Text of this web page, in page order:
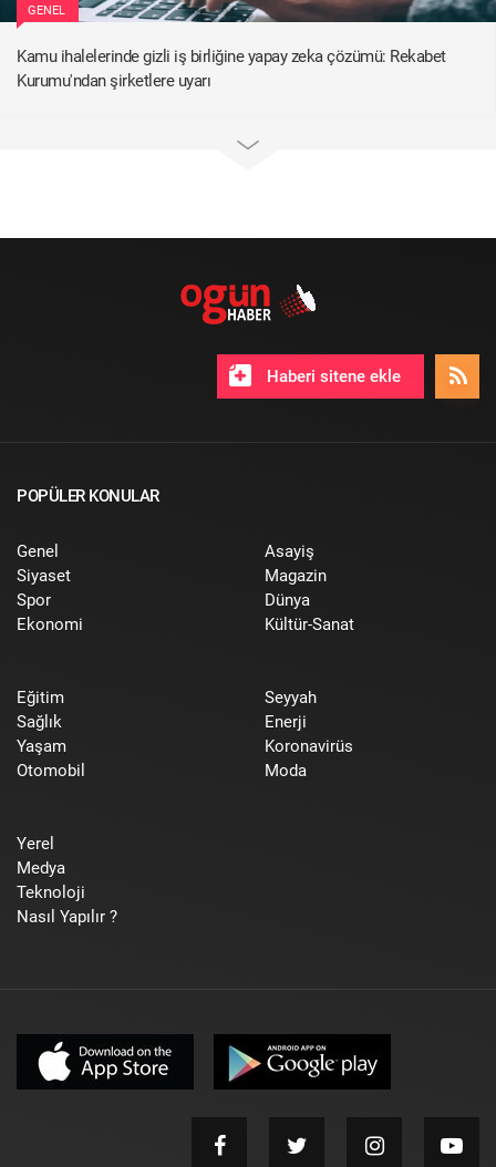
GENEL
Kamu ihalelerinde gizli iş birliğine yapay zeka çözümü: Rekabet
Kurumu'ndan şirketlere uyarı
Haberi sitene ekle
POPÜLER KONULAR
Genel
Siyaset
Spor
Ekonomi
Asayiş
Magazin
Dünya
Kültür-Sanat
Eğitim
Sağlık
Yaşam
Otomobil
Seyyah
Enerji
Koronavirüs
Moda
Yerel
Medya
Teknoloji
Nasıl Yapılır ?